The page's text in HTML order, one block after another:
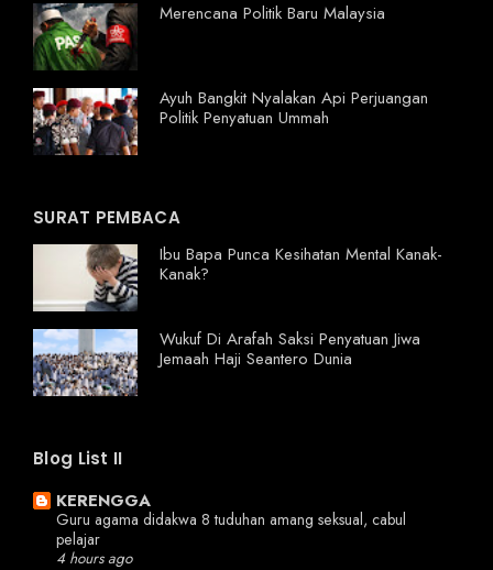
Merencana Politik Baru Malaysia
Ayuh Bangkit Nyalakan Api Perjuangan
Politik Penyatuan Ummah
SURAT PEMBACA
Ibu Bapa Punca Kesihatan Mental Kanak-
Kanak?
Wukuf Di Arafah Saksi Penyatuan Jiwa
Jemaah Haji Seantero Dunia
Blog List II
KERENGGA
Guru agama didakwa 8 tuduhan amang seksual, cabul
pelajar
4 hours ago